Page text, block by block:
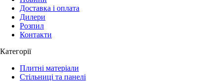
Доставка і оплата
Дилери
Розпил
Контакти
Категорії
Плитні матеріали
Стільниці та панелі